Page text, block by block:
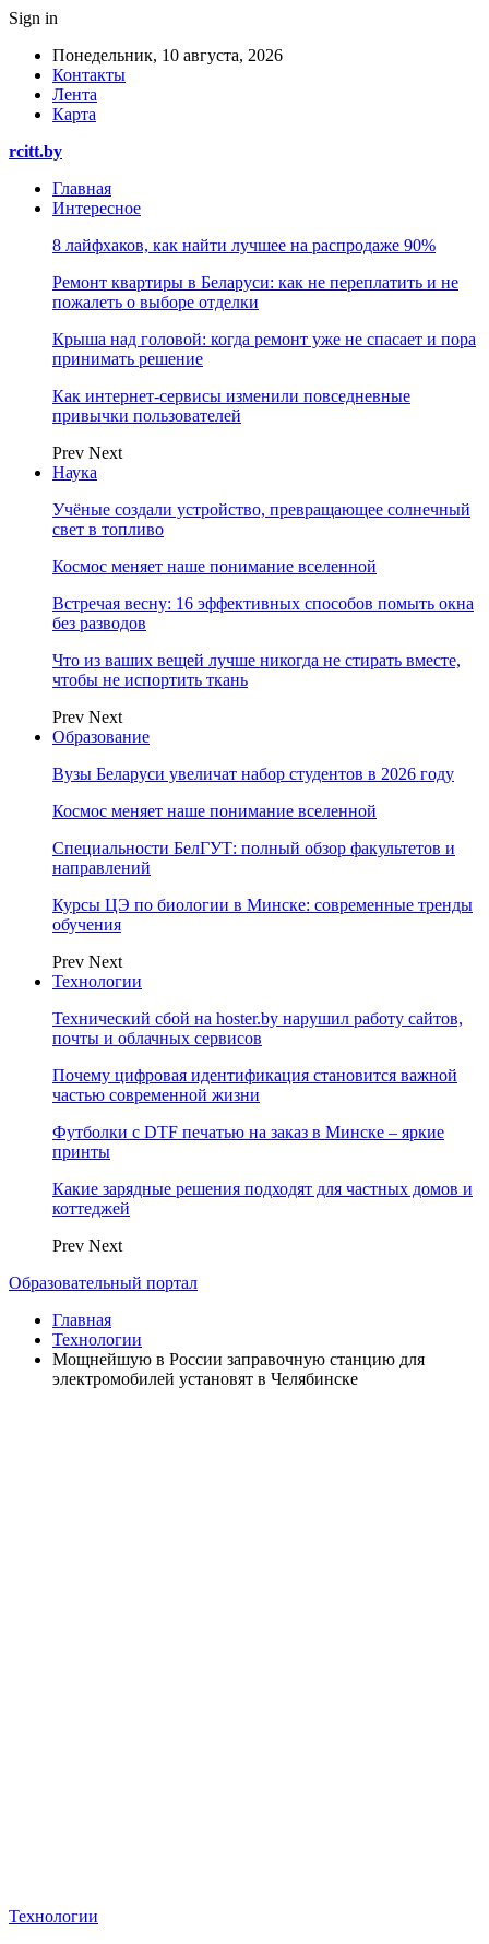
Sign in
Понедельник, 10 августа, 2026
Контакты
Лента
Карта
rcitt.by
Главная
Интересное
8 лайфхаков, как найти лучшее на распродаже 90%
Ремонт квартиры в Беларуси: как не переплатить и не
пожалеть о выборе отделки
Крыша над головой: когда ремонт уже не спасает и пора
принимать решение
Как интернет-сервисы изменили повседневные
привычки пользователей
Prev Next
Наука
Учёные создали устройство, превращающее солнечный
свет в топливо
Космос меняет наше понимание вселенной
Встречая весну: 16 эффективных способов помыть окна
без разводов
Что из ваших вещей лучше никогда не стирать вместе,
чтобы не испортить ткань
Prev Next
Образование
Вузы Беларуси увеличат набор студентов в 2026 году
Космос меняет наше понимание вселенной
Специальности БелГУТ: полный обзор факультетов и
направлений
Курсы ЦЭ по биологии в Минске: современные тренды
обучения
Prev Next
Технологии
Технический сбой на hoster.by нарушил работу сайтов,
почты и облачных сервисов
Почему цифровая идентификация становится важной
частью современной жизни
Футболки с DTF печатью на заказ в Минске – яркие
принты
Какие зарядные решения подходят для частных домов и
коттеджей
Prev Next
Образовательный портал
Главная
Технологии
Мощнейшую в России заправочную станцию для
электромобилей установят в Челябинске
Технологии